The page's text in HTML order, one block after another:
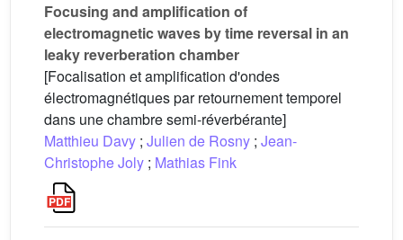
Focusing and amplification of
electromagnetic waves by time reversal in an
leaky reverberation chamber
[Focalisation et amplification d'ondes
électromagnétiques par retournement temporel
dans une chambre semi-réverbérante]
Matthieu Davy ; Julien de Rosny ; Jean-
Christophe Joly ; Mathias Fink